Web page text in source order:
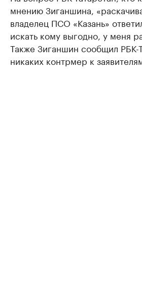
мнению Зиганшина,
владелец ПСО «Казань»
искать кому выгодно, у меня
Также Зиганшин сообщил РБК-
никаких контрмер к